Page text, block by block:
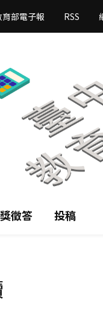
育部電子報 RSS
徵答 投稿